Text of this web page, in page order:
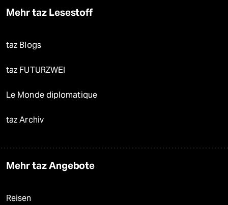
Mehr taz Lesestoff
taz Blogs
taz FUTURZWEI
Le Monde diplomatique
taz Archiv
Mehr taz Angebote
Reisen